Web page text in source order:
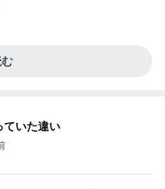
ていた違い